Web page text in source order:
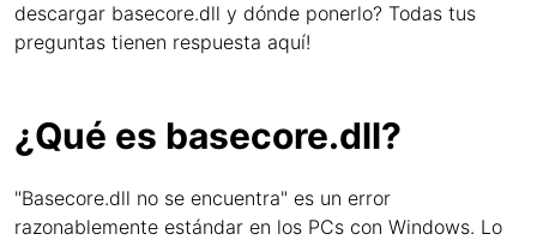
descargar basecore.dll y dónde ponerlo? Todas tus
preguntas tienen respuesta aquí!
¿Qué es basecore.dll?
"Basecore.dll no se encuentra" es un error
razonablemente estándar en los PCs con Windows. Lo